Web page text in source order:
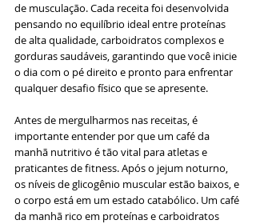
de musculação. Cada receita foi desenvolvida
pensando no equilíbrio ideal entre proteínas
de alta qualidade, carboidratos complexos e
gorduras saudáveis, garantindo que você inicie
o dia com o pé direito e pronto para enfrentar
qualquer desafio físico que se apresente.
Antes de mergulharmos nas receitas, é
importante entender por que um café da
manhã nutritivo é tão vital para atletas e
praticantes de fitness. Após o jejum noturno,
os níveis de glicogênio muscular estão baixos, e
o corpo está em um estado catabólico. Um café
da manhã rico em proteínas e carboidratos